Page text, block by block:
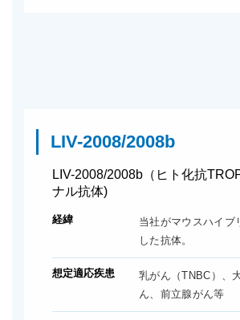
LIV-2008/2008b
LIV-2008/2008b（ヒト化抗
ナル抗体)
経緯
当社がマウスハイブ
した抗体。
想定適応疾患
乳がん（TNBC）、
ん、前立腺がん等